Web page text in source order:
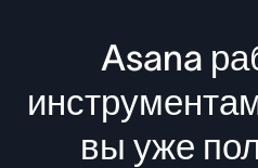
Asana
вы уже